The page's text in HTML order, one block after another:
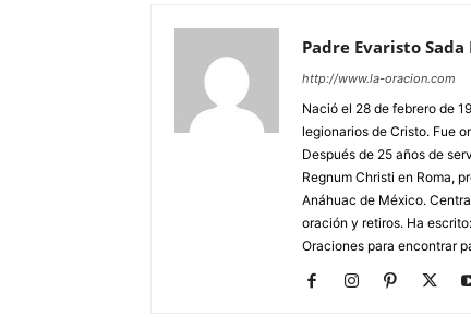
Padre Evaristo Sada
http://www.la-oracion.com
Nació el 28 de febrero de
legionarios de Cristo. Fue
Después de 25 años de
Regnum Christi en Roma,
Anáhuac de México.
oración y retiros. Ha
Oraciones para encontrar